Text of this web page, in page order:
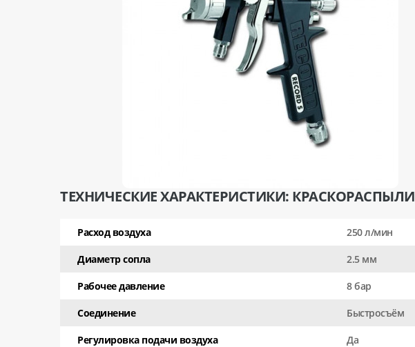
ТЕХНИЧЕСКИЕ ХАРАКТЕРИСТИКИ:
Расход воздуха 250 л/мин
Диаметр сопла 2.5 мм
Рабочее давление 8 бар
Соединение Быстросъём
Регулировка подачи воздуха Да